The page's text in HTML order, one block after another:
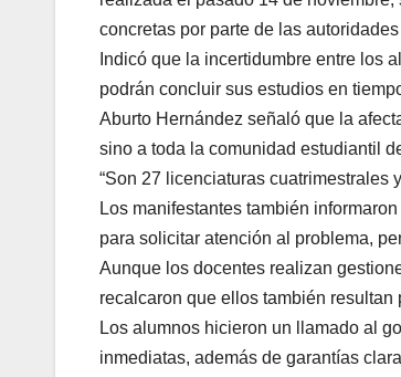
concretas por parte de las
Indicó que la incertidumbre entre los
podrán concluir sus estudios en
Aburto Hernández señaló que la
sino a toda la comunidad estudiantil
“Son 27 licenciaturas cuatrimestrales
Los manifestantes también
para solicitar atención al problema,
Aunque los docentes realizan
recalcaron que ellos también
Los alumnos hicieron un llamado al
inmediatas, además de garantías